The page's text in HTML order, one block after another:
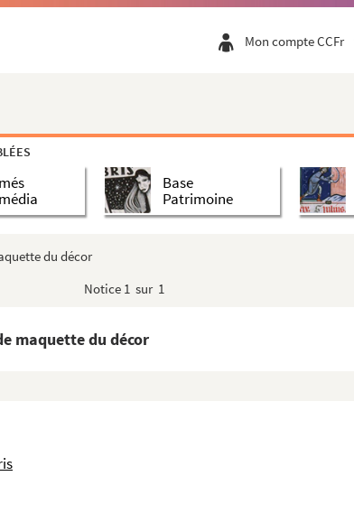
Mon compte CCFr
Base
Patrimoine
du décor
Notice 1 sur 1
maquette du décor